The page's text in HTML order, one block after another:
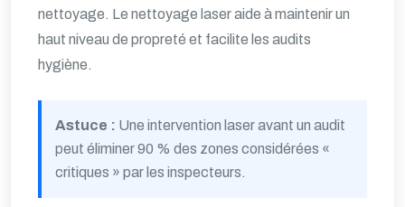
nettoyage. Le nettoyage laseraide à maintenir un
haut niveau de propreté et facilite les audits
hygiène.
Astuce : Une intervention laser avant un audit
peut éliminer 90 % des zones considérées «
critiques » par les inspecteurs.